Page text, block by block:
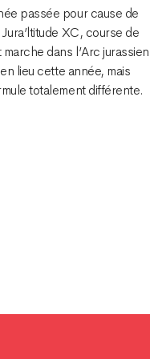
passée pour cause de
XC, course de
dans l’Arc
lieu cette année, mais
totalement différente.